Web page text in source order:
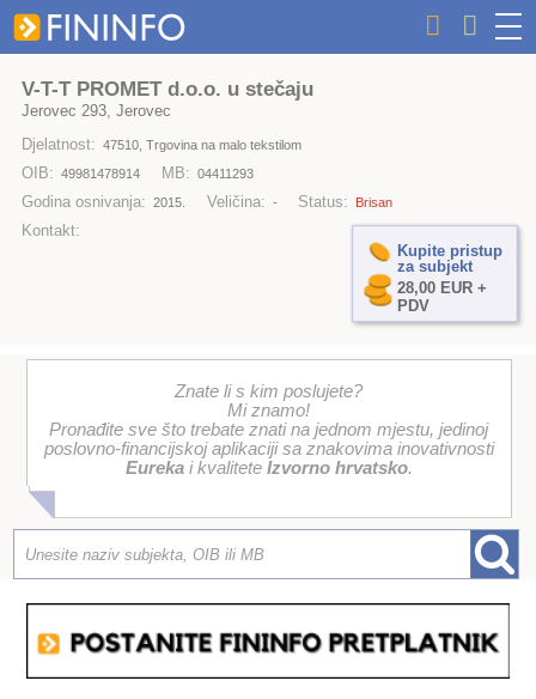
V-T-T PROMET d.o.o. u stečaju
Jerovec 293, Jerovec
Djelatnost: 47510, Trgovina na malo tekstilom
OIB: 49981478914 MB: 04411293
Godina osnivanja: 2015. Veličina: - Status: Brisan
Kontakt:
Kupite pristup
za subjekt
28,00 EUR +
PDV
Znate li s kim poslujete?
Mi znamo!
Pronađite sve što trebate znati na jednom mjestu, jedinoj
poslovno-financijskoj aplikaciji sa znakovima inovativnosti
Eurekai kvalitete Izvorno hrvatsko.